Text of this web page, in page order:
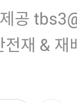
제공
재 & 재